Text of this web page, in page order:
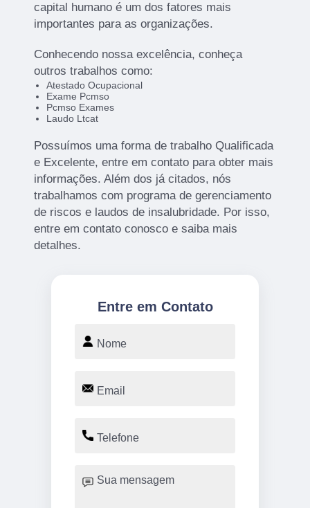
capital humano é um dos fatores mais
importantes para as organizações.
Conhecendo nossa excelência, conheça
outros trabalhos como:
Atestado Ocupacional
Exame Pcmso
Pcmso Exames
Laudo Ltcat
Possuímos uma forma de trabalho Qualificada
e Excelente, entre em contato para obter mais
informações. Além dos já citados, nós
trabalhamos com programa de gerenciamento
de riscos e laudos de insalubridade. Por isso,
entre em contato conosco e saiba mais
detalhes.
Entre em Contato